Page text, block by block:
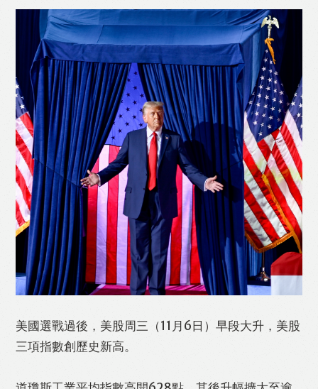
Like Facebook Twitter Line
WhatsApp Email Print
美國選戰過後，美股周三（11月6日）早段大升，美股
三項指數創歷史新高。